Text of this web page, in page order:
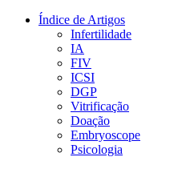
Índice de Artigos
Infertilidade
IA
FIV
ICSI
DGP
Vitrificação
Doação
Embryoscope
Psicologia